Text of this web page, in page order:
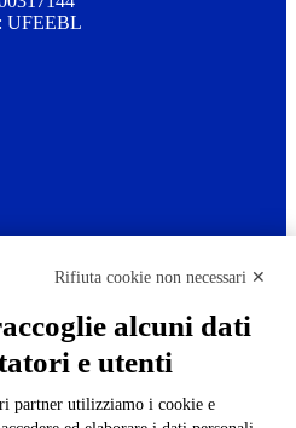
UFEEBL
Rifiuta cookie non necessari ✕
alcuni dati
e utenti
partner utilizziamo i cookie e